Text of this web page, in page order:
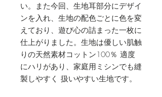
い。また今回、生地耳部分にデザイ
ンを入れ、生地の配色ごとに色を変
えており、遊び心の詰まった一枚に
仕上がりました。生地は優しい肌触
りの天然素材コットン100％ 適度
にハリがあり、家庭用ミシンでも縫
製しやすく 扱いやすい生地です。